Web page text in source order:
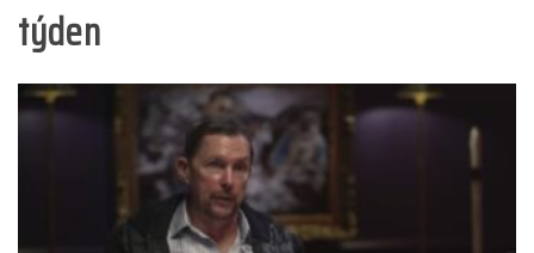
týden